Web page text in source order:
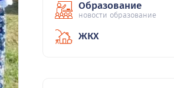
Образование
новости образование
ЖКХ